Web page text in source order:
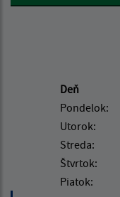
Deň
Pondelok:
Utorok:
Streda:
Štvrtok:
Piatok: